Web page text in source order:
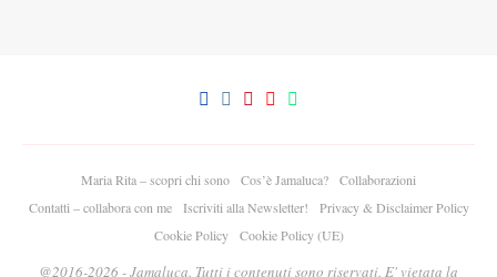
Maria Rita – scopri chi sono Cos’è Jamaluca?
Collaborazioni
Contatti – collabora con me
Iscriviti alla Newsletter!
Privacy & Disclaimer Policy
Cookie Policy
Cookie Policy (UE)
@2016-2026 - Jamaluca. Tutti i contenuti sono riservati. E' vietata la